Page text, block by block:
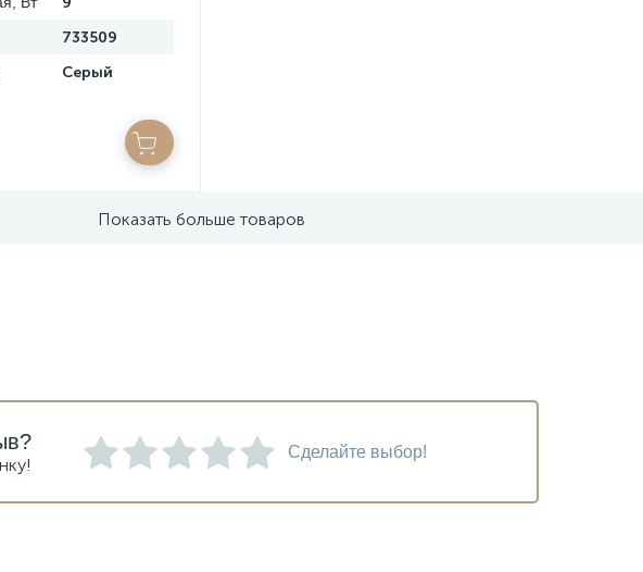
733509
Серый
Показать больше товаров
Сделайте выбор!